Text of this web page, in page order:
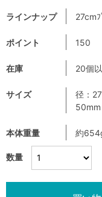
数量
ラインナップ 27cmﾌ
ポイント 150
在庫 20個
サイズ
径：
50mm
本体重量 約